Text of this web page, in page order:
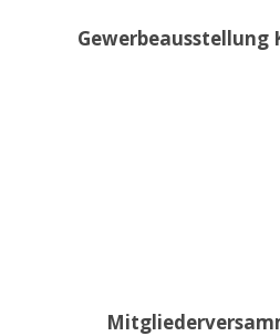
Gewerbeausstellung